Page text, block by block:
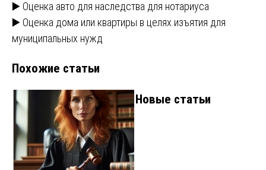
Навигация
по
▶️ Оценка авто для наследства для нотариуса
▶️ Оценка дома или квартиры в целях изъятия для
муниципальных нужд
Похожие статьи
Новые статьи